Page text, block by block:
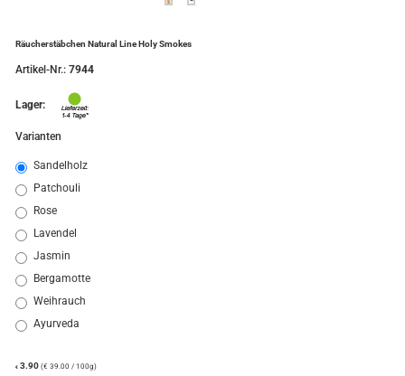
Räucherstäbchen Natural Line Holy Smokes
Artikel-Nr.: 7944
Lager:
Varianten
Sandelholz
Patchouli
Rose
Lavendel
Jasmin
Bergamotte
Weihrauch
Ayurveda
€ 3.90 (€ 39.00 / 100g)